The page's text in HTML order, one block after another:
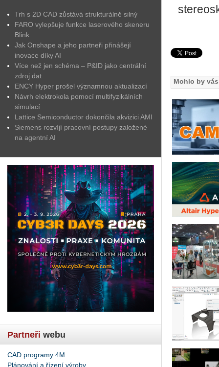
Trh s 2D CAD zůstává strukturálně silný
FARO vylepšuje funkce laserového skeneru
Blink
Jak Onshape a jeho partneři přinášejí
inovace díky AI
Více než jen schéma – P&ID jako centrální
zdroj dat
ENCY Hyper prošel významnou aktualizací
Návrh elektrokola pomocí multifyzikálních
simulací
Lattice Semiconductor dokončila akvizici AMI
Siemens rozvíjí pracovní postupy založené
na agentní AI
Partneři webu
CAD programy 4M
Plánování a řízení výroby
Mohlo by